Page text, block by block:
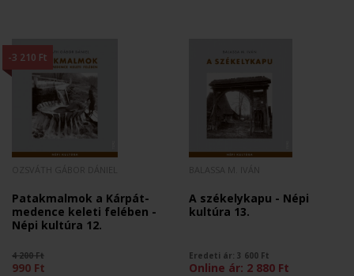
-3 210 Ft
Patakmalmok a Kárpát-
medence keleti felében -
Népi kultúra 12.
4 200 Ft
990 Ft
A székelykapu - Népi
kultúra 13.
Eredeti ár: 3 600 Ft
Online ár: 2 880 Ft